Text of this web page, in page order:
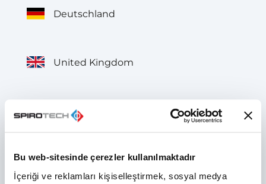
Bu web-sitesinde çerezler kullanılmaktadır
İçeriği ve reklamları kişiselleştirmek, sosyal medya
Deutschland
United Kingdom
België
Belgique